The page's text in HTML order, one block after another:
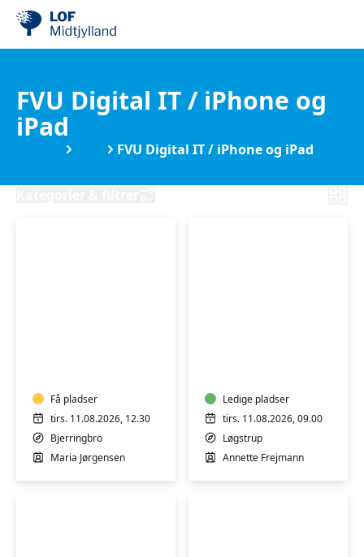
FVU Digital IT / iPhone og
iPad
FVU Digital IT / iPhone og iPad
-
iPhone/iPad
trin
1-
Få pladser
tirs. 11.08.2026, 12.30
Bjerringbro
Maria Jørgensen
-
iPhone
og
iPad
Ledige pladser
tirs. 11.08.2026, 09.00
Løgstrup
Annette Frejmann